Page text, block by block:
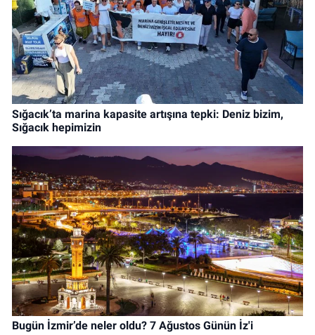
Sığacık’ta marina kapasite artışına tepki: Deniz bizim,
Sığacık hepimizin
Bugün İzmir’de neler oldu? 7 Ağustos Günün İz'i